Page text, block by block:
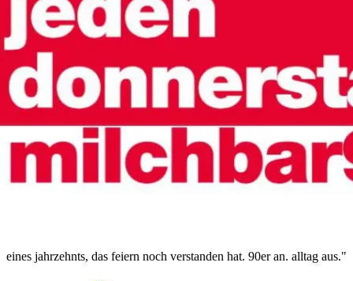
eines jahrzehnts, das feiern noch verstanden hat. 90er an. alltag aus."